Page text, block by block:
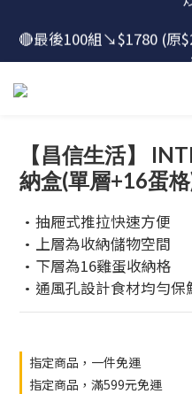
怕買了不會用？！跟楊
🔥燕三條．職人手工🔥
【昌信生活】
納盒(單層+16蛋
•抽屜式推拉快速方便
•上層為收納儲物空間
•下層為16雞蛋收納格
•通風孔設計食材均勻保
指定商品，一件免運
指定商品，滿599元免運